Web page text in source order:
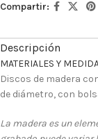
Compartir:
Descripción
MATERIALES Y
Discos de madera
de diámetro, con
La madera es un